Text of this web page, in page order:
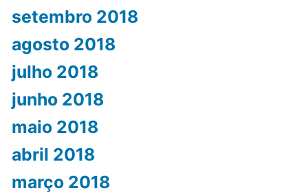
setembro 2018
agosto 2018
julho 2018
junho 2018
maio 2018
abril 2018
março 2018